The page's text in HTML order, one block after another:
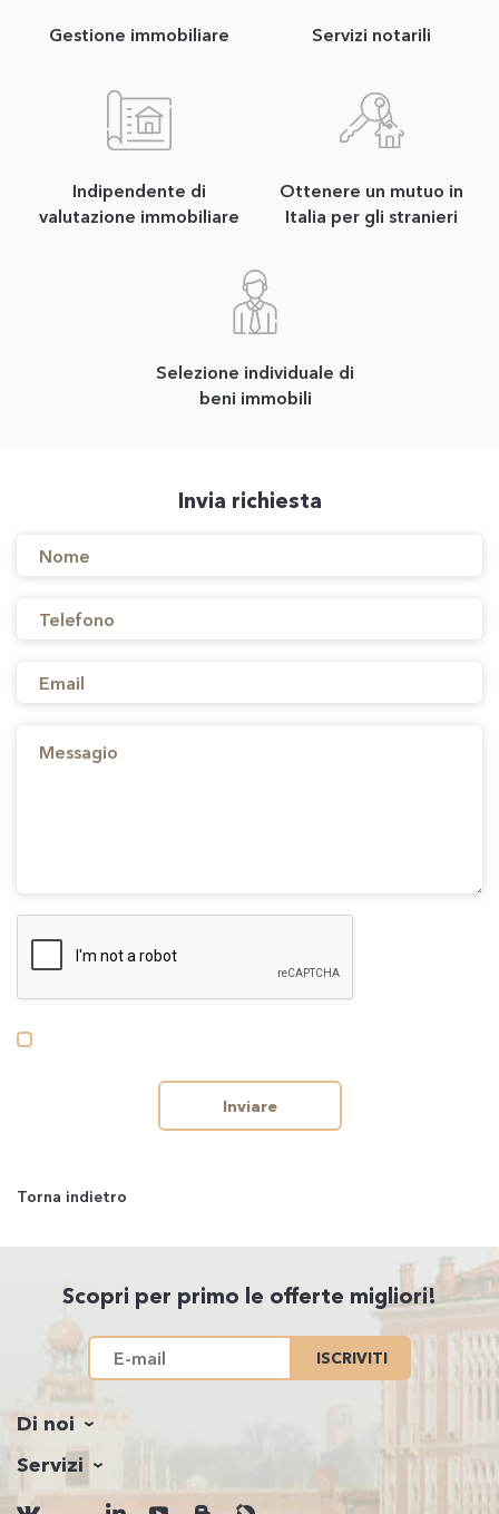
Gestione immobiliare Servizi notarili
Indipendente di
valutazione immobiliare
Ottenere un mutuo in
Italia per gli stranieri
Selezione individuale di
beni immobili
Invia richiesta
Inviare
Torna indietro
Scopri per primo le offerte migliori!
ISCRIVITI
Di noi
Servizi